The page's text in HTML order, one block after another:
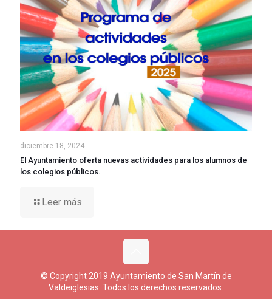
diciembre 18, 2024
El Ayuntamiento oferta nuevas actividades para los alumnos de
los colegios públicos.
Leer más
© Copyright 2019 Ayuntamiento de San Martín de
Valdeiglesias. Todos los derechos reservados.